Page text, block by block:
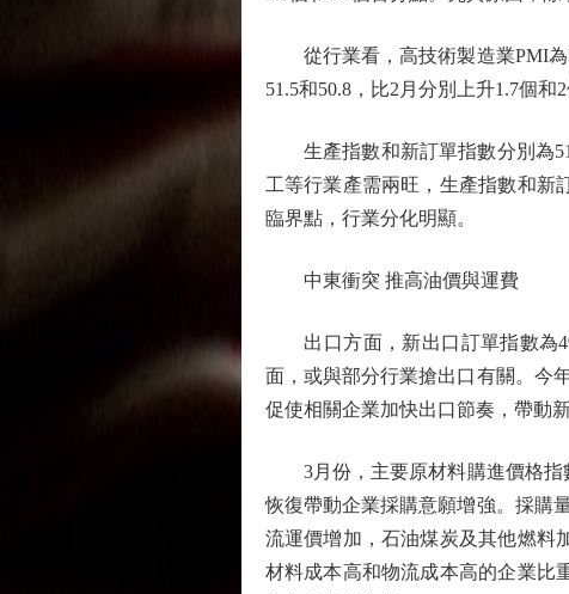
從行業看，高技術製造業PMI為
51.5和50.8，比2月分別上升1.7個和
生產指數和新訂單指數分別為
工等行業產需兩旺，生產指數和新
臨界點，行業分化明顯。
中東衝突 推高油價與運費
出口方面，新出口訂單指數為
面，或與部分行業搶出口有關。今
促使相關企業加快出口節奏，帶動
3月份，主要原材料購進價格指數
恢復帶動企業採購意願增強。採購
流運價增加，石油煤炭及其他燃料
材料成本高和物流成本高的企業比